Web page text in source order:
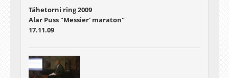
Tähetorni ring 2009
Alar Puss "Messier' maraton"
17.11.09